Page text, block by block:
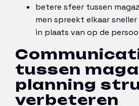
betere sfeer tussen
men spreekt elkaar
in plaats van op de
tussen
planning
verbeteren